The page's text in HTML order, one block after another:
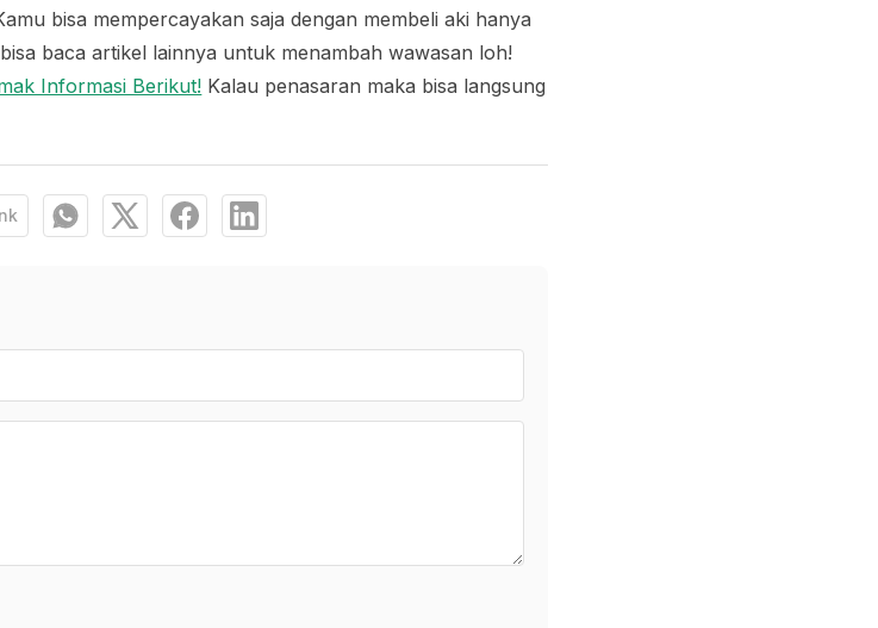
bisa mempercayakan saja dengan membeli aki hanya
baca artikel lainnya untuk menambah wawasan loh!
Informasi Berikut! Kalau penasaran maka bisa langsung